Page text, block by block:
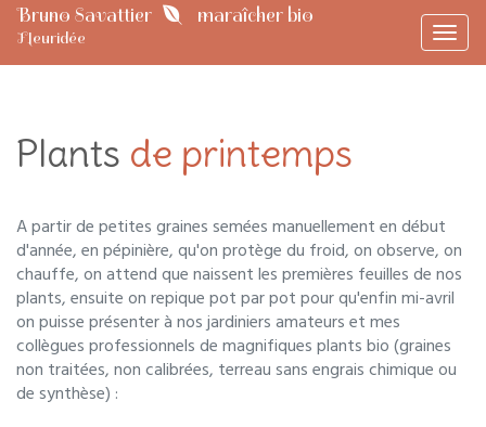
Bruno Savattier maraîcher bio
Fleuridée
Plants de printemps
A partir de petites graines semées manuellement en début
d'année, en pépinière, qu'on protège du froid, on observe, on
chauffe, on attend que naissent les premières feuilles de nos
plants, ensuite on repique pot par pot pour qu'enfin mi-avril
on puisse présenter à nos jardiniers amateurs et mes
collègues professionnels de magnifiques plants bio (graines
non traitées, non calibrées, terreau sans engrais chimique ou
de synthèse) :